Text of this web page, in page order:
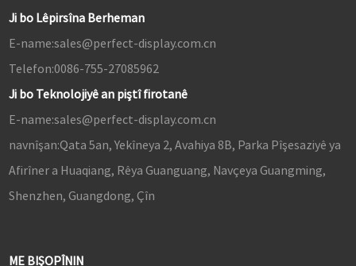
Ji bo Lêpirsîna Berheman
E-name:sales@perfect-display.com.cn
Telefon:0086-755-27085962
Ji bo Teknolojiyê an piştî firotanê
E-name:sales@perfect-display.com.cn
navnîşan:Qata 5an, Yekîneya 2, Avahiya 8B, Parka Pîşesaziyê ya
Afirîner a Huaqiang, Rêya Guanguang, Navçeya Guangming,
Shenzhen, Guangdong, Çîn
ME BIŞOPÎNIN